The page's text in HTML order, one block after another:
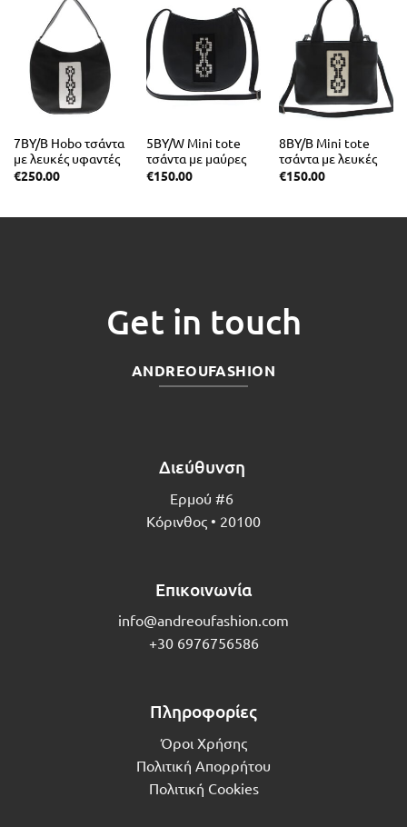
7BY/B Hobo τσάντα
με λευκές υφαντές
λεπτομέρειες
€250.00
5BY/W Mini tote
τσάντα με μαύρες
υφαντές
€150.00
8BY/B Mini tote
τσάντα με λευκές
υφαντές
€150.00
Get in touch
ANDREOUFASHION
Διεύθυνση
Ερμού #6
Κόρινθος • 20100
Επικοινωνία
info@andreoufashion.com
+30 6976756586
Πληροφορίες
Όροι Χρήσης
Πολιτική Απορρήτου
Πολιτική Cookies